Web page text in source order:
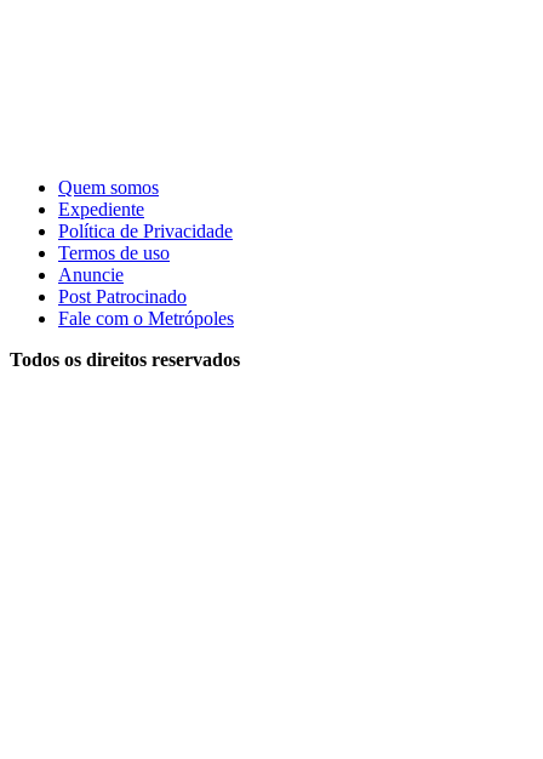
Quem somos
Expediente
Política de Privacidade
Termos de uso
Anuncie
Post Patrocinado
Fale com o Metrópoles
Todos os direitos reservados